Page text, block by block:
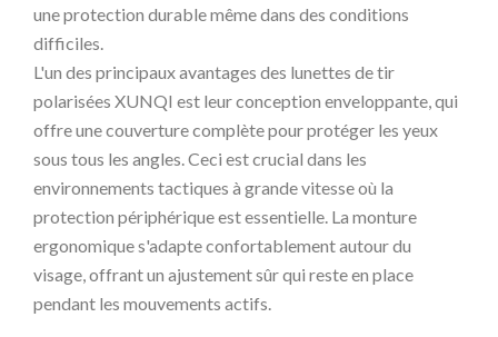
une protection durable même dans des conditions
difficiles.
L'un des principaux avantages des lunettes de tir
polarisées XUNQI est leur conception enveloppante, qui
offre une couverture complète pour protéger les yeux
sous tous les angles. Ceci est crucial dans les
environnements tactiques à grande vitesse où la
protection périphérique est essentielle. La monture
ergonomique s'adapte confortablement autour du
visage, offrant un ajustement sûr qui reste en place
pendant les mouvements actifs.